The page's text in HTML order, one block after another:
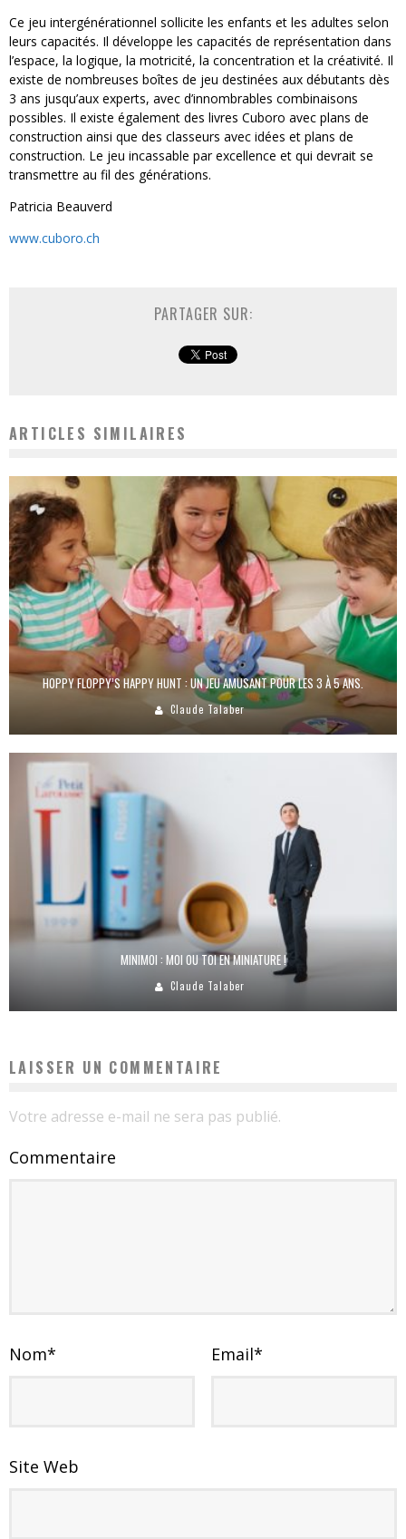
Ce jeu intergénérationnel sollicite les enfants et les adultes selon
leurs capacités. Il développe les capacités de représentation dans
l’espace, la logique, la motricité, la concentration et la créativité. Il
existe de nombreuses boîtes de jeu destinées aux débutants dès
3 ans jusqu’aux experts, avec d’innombrables combinaisons
possibles. Il existe également des livres Cuboro avec plans de
construction ainsi que des classeurs avec idées et plans de
construction. Le jeu incassable par excellence et qui devrait se
transmettre au fil des générations.
Patricia Beauverd
www.cuboro.ch
PARTAGER SUR:
ARTICLES SIMILAIRES
HOPPY FLOPPY’S HAPPY HUNT : UN JEU AMUSANT POUR LES 3 À 5 ANS.
Claude Talaber
MINIMOI : MOI OU TOI EN MINIATURE !
Claude Talaber
LAISSER UN COMMENTAIRE
Votre adresse e-mail ne sera pas publié.
Commentaire
Nom* Email*
Site Web